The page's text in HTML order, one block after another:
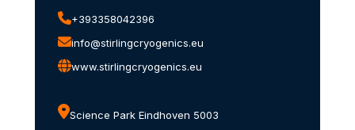
+393358042396
info@stirlingcryogenics.eu
www.stirlingcryogenics.eu
Science Park Eindhoven 5003